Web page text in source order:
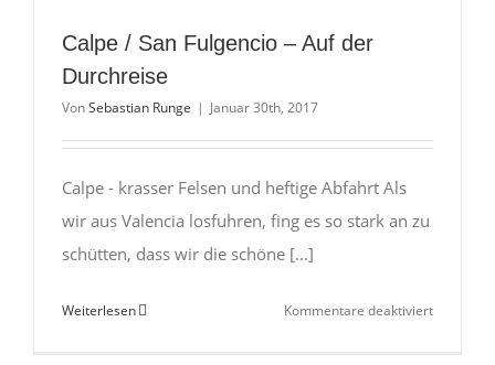
Calpe / San Fulgencio – Auf der
Durchreise
VonSebastian Runge | Januar 30th, 2017
Calpe - krasser Felsen und heftige Abfahrt Als
wir aus Valencia losfuhren, fing es so stark an zu
schütten, dass wir die schöne [...]
Weiterlesen Kommentare deaktiviertfür